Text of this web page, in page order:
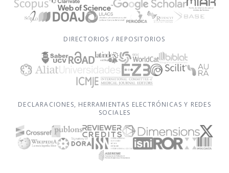
DIRECTORIOS / REPOSITORIOS
DECLARACIONES, HERRAMIENTAS ELECTRÓNICAS Y REDES
SOCIALES